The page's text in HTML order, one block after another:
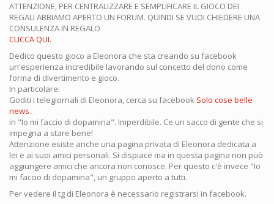
ATTENZIONE, PER CENTRALIZZARE E SEMPLIFICARE IL GIOCO DEI
REGALI ABBIAMO APERTO UN FORUM. QUINDI SE VUOI CHIEDERE UNA
CONSULENZA IN REGALO
CLICCA QUI.
Dedico questo gioco a Eleonora che sta creando su facebook
un'esperienza incredibile lavorando sul concetto del dono come
forma di divertimento e gioco.
In particolare:
Goditi i telegiornali di Eleonora, cerca su facebook Solo cose belle
news.
in "Io mi faccio di dopamina". Imperdibile. Ce un sacco di gente che si
impegna a stare bene!
Attenzione esiste anche una pagina privata di Eleonora dedicata a
lei e ai suoi amici personali. Si dispiace ma in questa pagina non può
aggiungere amici che ancora non conosce. Per questo c'è invece "Io
mi faccio di dopamina", un gruppo aperto a tutti.
Per vedere il tg di Eleonora è necessario registrarsi in facebook.